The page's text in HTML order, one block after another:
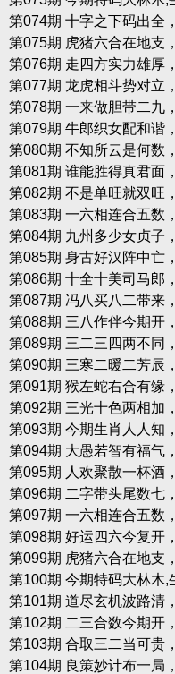
第074期 十字之下码出全
第075期 虎猪六合在地支
第076期 走四方实力雄厚
第077期 龙虎相斗势对立
第078期 一来做胆带二九
第079期 牛郎织女配和谐
第080期 不知所云是何数
第081期 谁能胜得真君面
第082期 不是单旺就双旺
第083期 一六相连合五数
第084期 九州多少女贞子
第085期 身古好汉阵中亡
第086期 十全十美司马郎
第087期 冯八买八二带来
第088期 三八作伴今期开
第089期 三二三四两不同
第090期 三寒二暖二芳辰
第091期 猴左蛇右合有缘
第092期 三光十色两相加
第093期 今期生肖人人知
第094期 大愚若智有福气
第095期 人欢聚散一杯酒
第096期 二字带头尾数七
第097期 一六相连合五数
第098期 好运四六今复开
第099期 虎猪六合在地支
第100期 今期特码大林木,
第101期 道尽玄机波路清
第102期 二三合数今期开
第103期 合取三二当可贵
第104期 良策妙计布一局